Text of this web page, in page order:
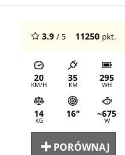
3.9 / 5 11250 pkt.
20
KM/H
35
KM
295
WH
14
KG
16" ~675
W
PORÓWNAJ